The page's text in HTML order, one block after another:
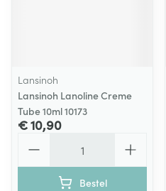
Lansinoh
Lansinoh Lanoline Creme
Tube 10ml 10173
€ 10,90
Bestel